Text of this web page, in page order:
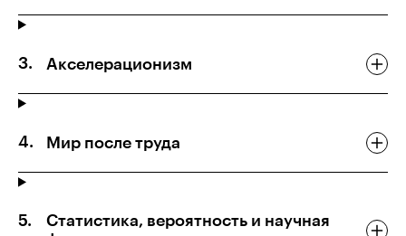
Акселерационизм
Мир после труда
Статистика, вероятность и научная